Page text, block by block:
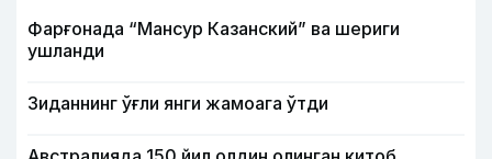
Фарғонада “Мансур Казанский” ва шериги
ушланди
Зиданнинг ўғли янги жамоага ўтди